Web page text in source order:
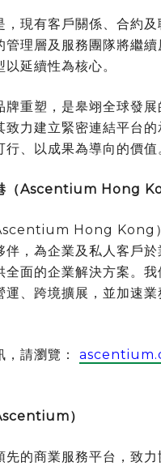
，現有客戶關係、合約
管理層及服務團隊將繼續
延續性為核心。
牌重塑，是皋翊全球發展
致力建立緊密連結平台
行、以成果為導向的價值
（Ascentium Hong
Hong Kong
伴，為企業及私人客戶
全面的企業解決方案。
運、跨境擴展，並加速
，請瀏覽：
）
先的商業服務平台，致力